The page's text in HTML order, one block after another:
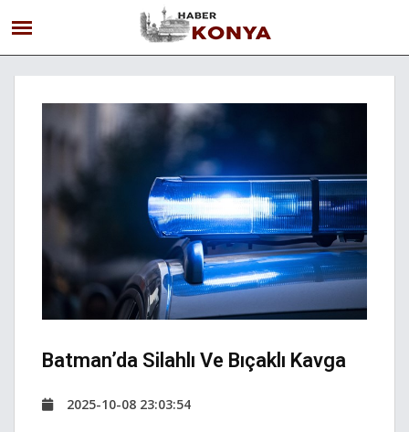
Batman’da Silahlı Ve Bıçaklı Kavga
2025-10-08 23:03:54